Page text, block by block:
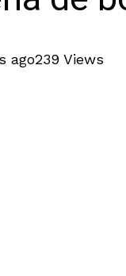
ago239 Views